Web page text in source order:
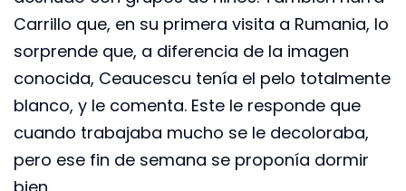
Carrillo que, en su primera visita a Rumania, lo
sorprende que, a diferencia de la imagen
conocida, Ceaucescu tenía el pelo totalmente
blanco, y le comenta. Este le responde que
cuando trabajaba mucho se le decoloraba,
pero ese fin de semana se proponía dormir